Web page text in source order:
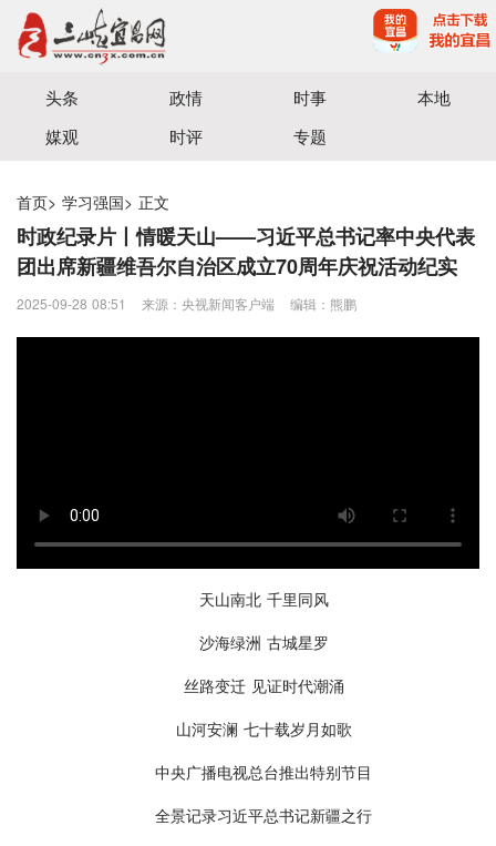
宜昌三峡融媒体中心主办
头条 政情 时事
本地
媒观
时评 专题
首页> 学习强国> 正文
时政纪录片丨情暖天山——习近平总书记率中央代表
团出席新疆维吾尔自治区成立70周年庆祝活动纪实
2025-09-28 08:51 来源：央视新闻客户端 编辑：熊鹏
天山南北 千里同风
沙海绿洲 古城星罗
丝路变迁 见证时代潮涌
山河安澜 七十载岁月如歌
中央广播电视总台推出特别节目
全景记录习近平总书记新疆之行